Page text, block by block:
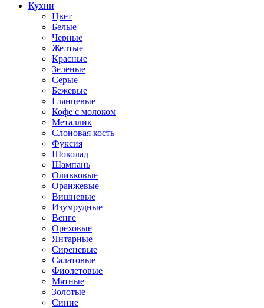
Кухни
Цвет
Белые
Черные
Желтые
Красные
Зеленые
Серые
Бежевые
Глянцевые
Кофе с молоком
Металлик
Слоновая кость
Фуксия
Шоколад
Шампань
Оливковые
Оранжевые
Вишневые
Изумрудные
Венге
Ореховые
Янтарные
Сиреневые
Салатовые
Фиолетовые
Мятные
Золотые
Синие